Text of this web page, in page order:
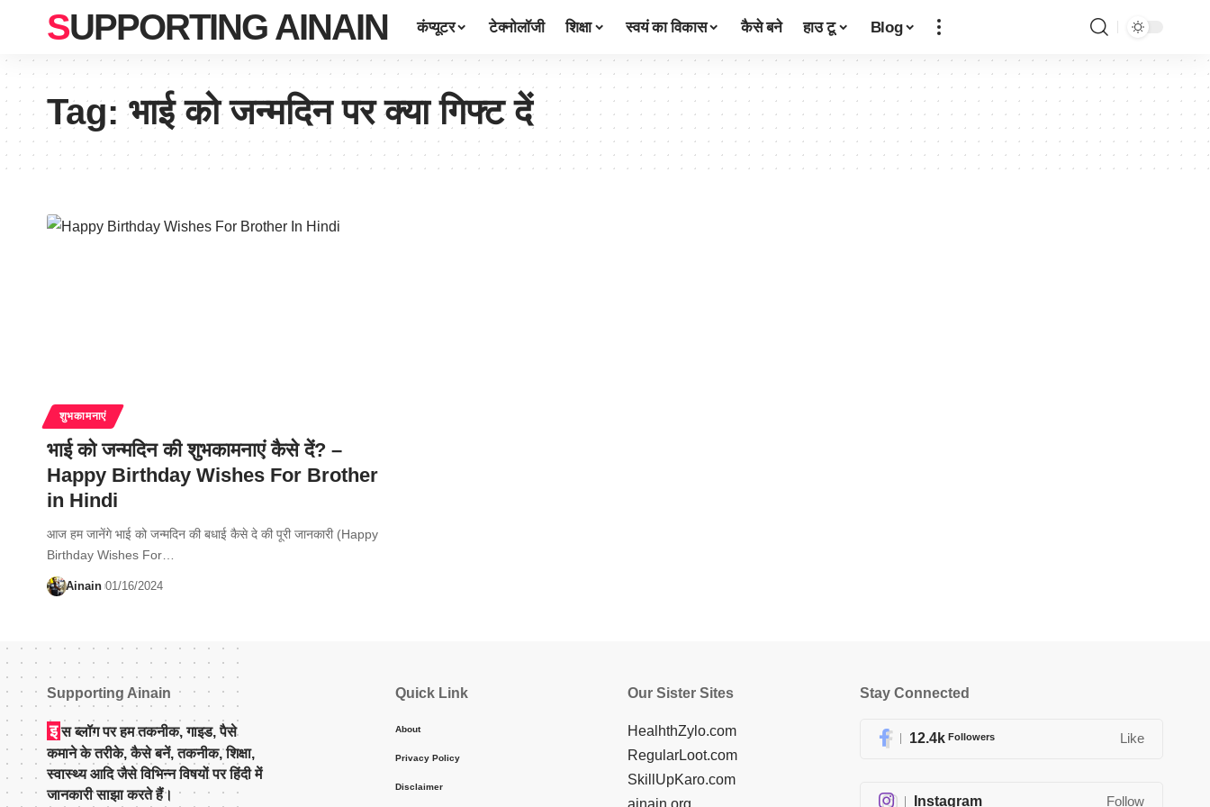
SUPPORTING AINAIN कंप्यूटर टेक्नोलॉजी शिक्षा स्वयं का विकास कैसे बने हाउ टू Blog
Tag:भाई को जन्मदिन पर क्या गिफ्ट दें
शुभकामनाएं
भाई को जन्मदिन की शुभकामनाएं कैसे दें? –
Happy Birthday Wishes For Brother
in Hindi
आज हम जानेंगे भाई को जन्मदिन की बधाई कैसे दे की पूरी जानकारी (Happy
Birthday Wishes For…
Ainain 01/16/2024
Supporting Ainain
इ स ब्लॉग पर हम तकनीक, गाइड, पैसे
कमाने के तरीके, कैसे बनें, तकनीक, शिक्षा,
स्वास्थ्य आदि जैसे विभिन्न विषयों पर हिंदी में
जानकारी साझा करते हैं।
Quick Link
About
Privacy Policy
Disclaimer
Our Sister Sites
HealhthZylo.com
RegularLoot.com
SkillUpKaro.com
ainain.org
Stay Connected
12.4k Followers Like
Instagram Follow